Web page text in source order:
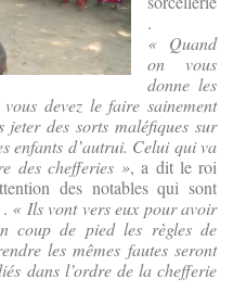
.
« Quand
on vous
donne les
devez le faire sainement
des sorts maléfiques sur
enfants d’autrui. Celui qui va
des chefferies », a dit le roi
des notables qui sont
« Ils vont vers eux pour avoir
coup de pied les règles de
les mêmes fautes seront
dans l’ordre de la chefferie